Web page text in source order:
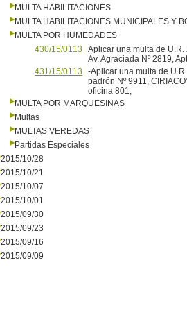
MULTA HABILITACIONES
MULTA HABILITACIONES MUNICIPALES Y
MULTA POR HUMEDADES
430/15/0113
Aplicar una multa de
Av. Agraciada Nº 2819,
431/15/0113
-Aplicar una multa de
padrón Nº 9911,
oficina 801,
MULTA POR MARQUESINAS
Multas
MULTAS VEREDAS
Partidas Especiales
2015/10/28
2015/10/21
2015/10/07
2015/10/01
2015/09/30
2015/09/23
2015/09/16
2015/09/09